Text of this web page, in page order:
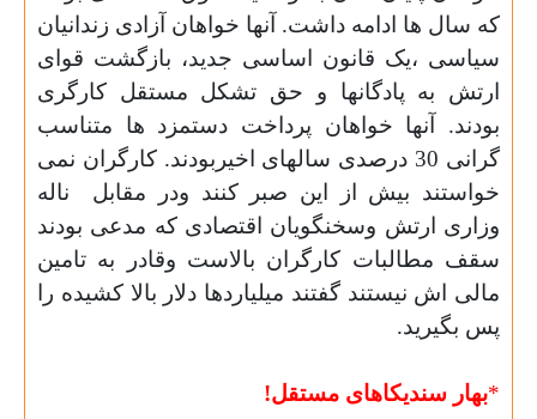
که سال ها ادامه داشت. آنها خواهان آزادی زندانیان
سیاسی ،یک قانون اساسی جدید، بازگشت قوای
ارتش به پادگانها و حق تشکل مستقل کارگری
بودند. آنها خواهان پرداخت دستمزد ها متناسب
گرانی 30 درصدی سالهای اخیربودند. کارگران نمی
خواستند بیش از این صبر کنند ودر مقابل
ناله
وزاری ارتش وسخنگویان اقتصادی که مدعی بودند
سقف مطالبات کارگران بالاست وقادر به تامین
مالی اش نیستند گفتند میلیاردها دلار بالا کشیده را
پس بگیرید.
*بهار سندیکاهای مستقل!